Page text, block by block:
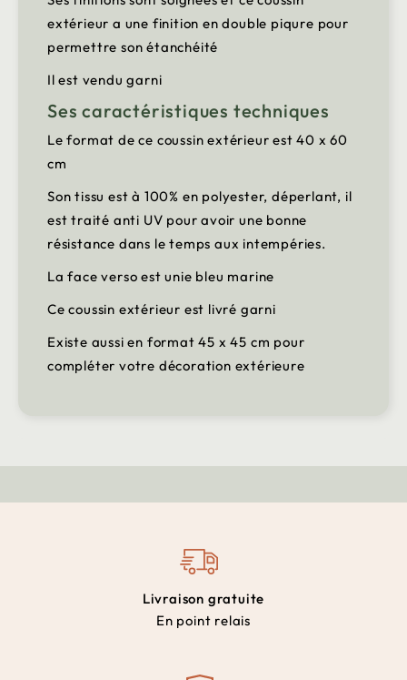
extérieur a une finition en double piqure pour
permettre son étanchéité
Il est vendu garni
Ses caractéristiques techniques
Le format de ce coussin extérieur est 40 x 60
cm
Son tissu est à 100% en polyester, déperlant, il
est traité anti UV pour avoir une bonne
résistance dans le temps aux intempéries.
La face verso est unie bleu marine
Ce coussin extérieur est livré garni
Existe aussi en format 45 x 45 cm pour
compléter votre décoration extérieure
Livraison gratuite
En point relais